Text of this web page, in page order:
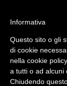
Indietro
Informativa
Questo sito o gli
di cookie
nella cookie
a tutti o ad alcuni
Chiudendo